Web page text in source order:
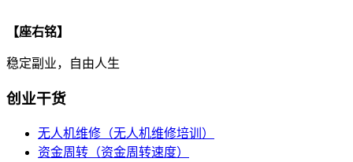
【座右铭】
稳定副业，自由人生
创业干货
无人机维修（无人机维修培训）
资金周转（资金周转速度）